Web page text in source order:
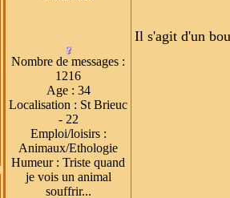
Nombre de messages :
1216
Age: 34
Localisation : St Brieuc
- 22
Emploi/loisirs:
Animaux/Ethologie
Humeur: Triste quand
je vois un animal
souffrir...
Il s'agit d'un